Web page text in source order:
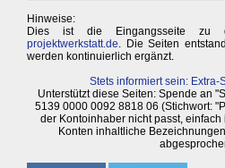
Hinweise:
Dies ist die Eingangsseite zu
projektwerkstatt.de . Die Seiten
werden kontinuierlich ergänzt.
Stets informiert sein: Extra-
Unterstützt diese Seiten: Spende an
5139 0000 0092 8818 06 (Stichwort:
der Kontoinhaber nicht passt,
Konten inhaltliche